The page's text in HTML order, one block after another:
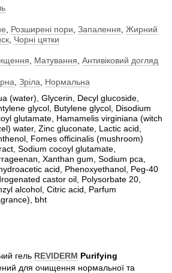
Розширені пори Запалення Жирний
Чорні цятки
Матування Антивіковий догляд
Зріла
Нормальна
(water), Glycerin, Decyl glucoside,
glycol, Butylene glycol, Disodium
glutamate, Hamamelis virginiana (witch
water, Zinc gluconate, Lactic acid,
Fomes officinalis (mushroom)
Sodium cocoyl glutamate,
Xanthan gum, Sodium pca,
acid, Phenoxyethanol, Peg-40
castor oil, Polysorbate 20,
alcohol, Citric acid, Parfum
bht
гель REVIDERM Purifying
для очищення нормальної та